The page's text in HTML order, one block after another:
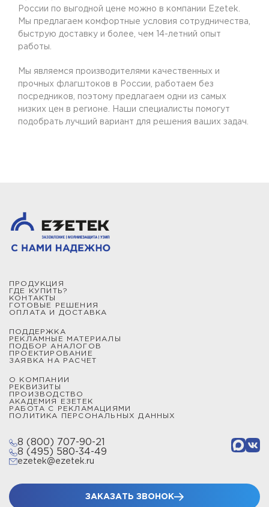
России по выгодной цене можно в компании Ezetek.
Мы предлагаем комфортные условия сотрудничества,
быструю доставку и более, чем 14-летний опыт
работы.
Мы являемся производителями качественных и
прочных флагштоков в России, работаем без
посредников, поэтому предлагаем одни из самых
низких цен в регионе. Наши специалисты помогут
подобрать лучший вариант для решения ваших задач.
ПРОДУКЦИЯ
ГДЕ КУПИТЬ?
КОНТАКТЫ
ГОТОВЫЕ РЕШЕНИЯ
ОПЛАТА И ДОСТАВКА
ПОДДЕРЖКА
РЕКЛАМНЫЕ МАТЕРИАЛЫ
ПОДБОР АНАЛОГОВ
ПРОЕКТИРОВАНИЕ
ЗАЯВКА НА РАСЧЕТ
О КОМПАНИИ
РЕКВИЗИТЫ
ПРОИЗВОДСТВО
АКАДЕМИЯ ЕЗЕТЕК
РАБОТА С РЕКЛАМАЦИЯМИ
ПОЛИТИКА ПЕРСОНАЛЬНЫХ ДАННЫХ
8 (800) 707-90-21
8 (495) 580-34-49
ezetek@ezetek.ru
ЗАКАЗАТЬ ЗВОНОК